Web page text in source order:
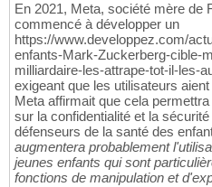
En 2021, Meta, société mère de
commencé à développer un
https://www.developpez.com/
enfants-Mark-Zuckerberg-cible-
milliardaire-les-attrape-tot-il-les-
exigeant que les utilisateurs
Meta affirmait que cela
sur la confidentialité et la
défenseurs de la santé des
augmentera probablement
jeunes enfants qui sont
fonctions de manipulation et